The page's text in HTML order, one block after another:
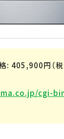
: 405,900円（税
cgi-